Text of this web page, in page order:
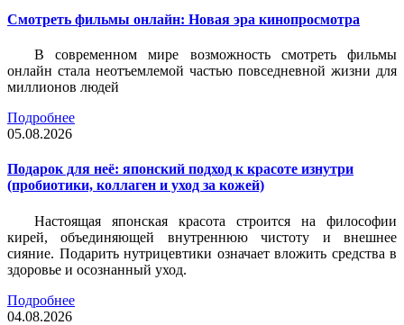
Смотреть фильмы онлайн: Новая эра кинопросмотра
В современном мире возможность смотреть фильмы
онлайн стала неотъемлемой частью повседневной жизни для
миллионов людей
Подробнее
05.08.2026
Подарок для неё: японский подход к красоте изнутри
(пробиотики, коллаген и уход за кожей)
Настоящая японская красота строится на философии
кирей, объединяющей внутреннюю чистоту и внешнее
сияние. Подарить нутрицевтики означает вложить средства в
здоровье и осознанный уход.
Подробнее
04.08.2026